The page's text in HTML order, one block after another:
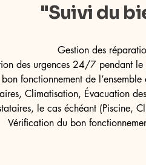
"Suivi du
Gestion des
des urgences 24/7 pendant le
fonctionnement de
Climatisation, Évacuation
le cas échéant (Piscine,
Vérification du bon